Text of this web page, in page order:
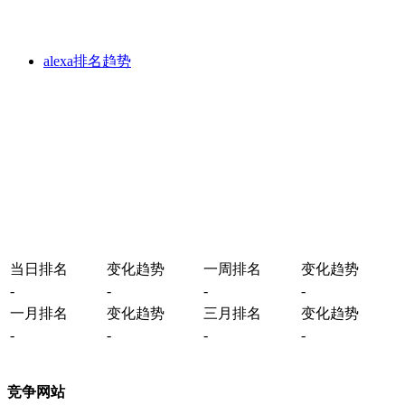
alexa排名趋势
当日排名 变化趋势 一周排名
变化趋势
-
- -
-
一月排名
变化趋势 三月排名
变化趋势
-
- - -
竞争网站